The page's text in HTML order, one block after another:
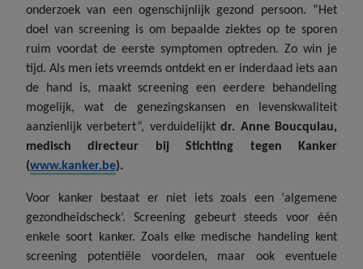
onderzoek van een ogenschijnlijk gezond persoon. “Het
doel van screening is om bepaalde ziektes op te sporen
ruim voordat de eerste symptomen optreden. Zo win je
tijd. Als men iets vreemds ontdekt en er inderdaad iets aan
de hand is, maakt screening een eerdere behandeling
mogelijk, wat de genezingskansen en levenskwaliteit
aanzienlijk verbetert”, verduidelijktdr. Anne Boucquiau,
medisch directeur bij Stichting tegen Kanker
(www.kanker.be).
Voor kanker bestaat er niet iets zoals een ‘algemene
gezondheidscheck’. Screening gebeurt steeds voor één
enkele soort kanker. Zoals elke medische handeling kent
screening potentiële voordelen, maar ook eventuele